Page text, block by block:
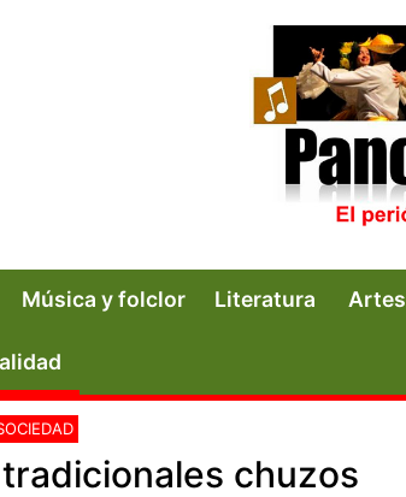
Música y folclor Literatura Artes
chuzos